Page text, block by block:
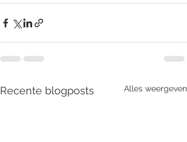
Recente blogposts Alles weergeven